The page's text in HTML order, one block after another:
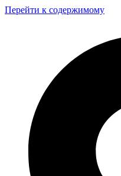
Перейти к содержимому